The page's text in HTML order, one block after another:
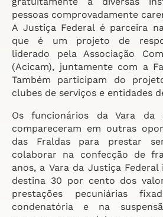
pessoas comprovadamente
A Justiça Federal é parceira
que é um projeto de
liderado pela Associação
(Acicam), juntamente com a
Também participam do
clubes de serviços e entidades
Os funcionários da Vara da
compareceram em outras
das Fraldas para prestar
colaborar na confecção de
anos, a Vara da Justiça
destina 30 por cento dos
prestações pecuniárias
condenatória e na